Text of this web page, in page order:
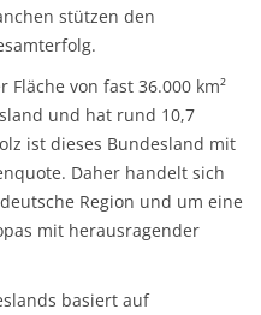
stützen den
von fast 36.000 km²
und hat rund 10,7
ist dieses Bundesland mit
Daher handelt sich
Region und um eine
mit herausragender
basiert auf